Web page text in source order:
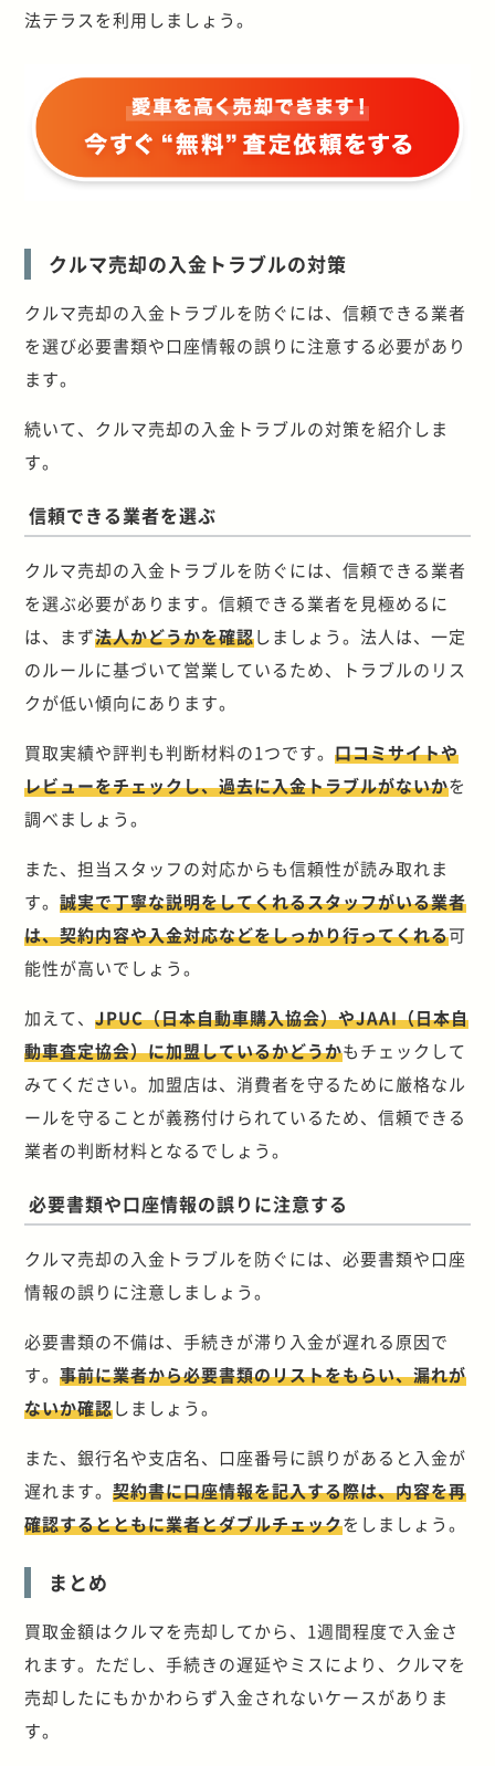
法テラスを利用しましょう。
クルマ売却の入金トラブルの対策
クルマ売却の入金トラブルを防ぐには、信頼できる業者
を選び必要書類や口座情報の誤りに注意する必要があり
ます。
続いて、クルマ売却の入金トラブルの対策を紹介しま
す。
信頼できる業者を選ぶ
クルマ売却の入金トラブルを防ぐには、信頼できる業者
を選ぶ必要があります。信頼できる業者を見極めるに
は、まず法人かどうかを確認しましょう。法人は、一定
のルールに基づいて営業しているため、トラブルのリス
クが低い傾向にあります。
買取実績や評判も判断材料の1つです。口コミサイトや
レビューをチェックし、過去に入金トラブルがないかを
調べましょう。
また、担当スタッフの対応からも信頼性が読み取れま
す。誠実で丁寧な説明をしてくれるスタッフがいる業者
は、契約内容や入金対応などをしっかり行ってくれる可
能性が高いでしょう。
加えて、JPUC（日本自動車購入協会）やJAAI（日本自
動車査定協会）に加盟しているかどうかもチェックして
みてください。加盟店は、消費者を守るために厳格なル
ールを守ることが義務付けられているため、信頼できる
業者の判断材料となるでしょう。
必要書類や口座情報の誤りに注意する
クルマ売却の入金トラブルを防ぐには、必要書類や口座
情報の誤りに注意しましょう。
必要書類の不備は、手続きが滞り入金が遅れる原因で
す。事前に業者から必要書類のリストをもらい、漏れが
ないか確認しましょう。
また、銀行名や支店名、口座番号に誤りがあると入金が
遅れます。契約書に口座情報を記入する際は、内容を再
確認するとともに業者とダブルチェックをしましょう。
まとめ
買取金額はクルマを売却してから、1週間程度で入金さ
れます。ただし、手続きの遅延やミスにより、クルマを
売却したにもかかわらず入金されないケースがありま
す。